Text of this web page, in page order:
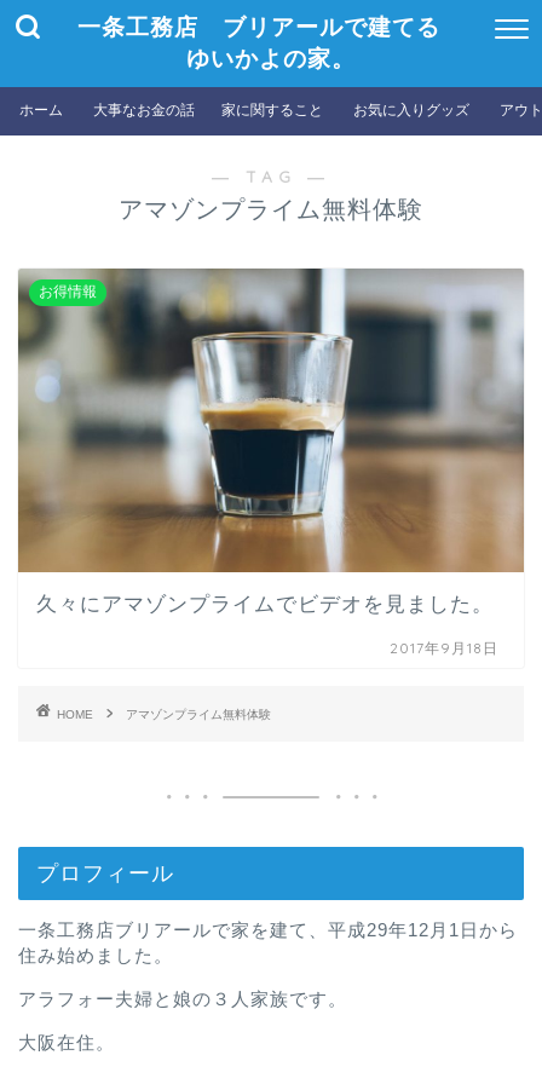
一条工務店 ブリアールで建てる
ゆいかよの家。
ホーム 大事なお金の話 家に関すること お気に入りグッズ アウ
― TAG ―
アマゾンプライム無料体験
お得情報
久々にアマゾンプライムでビデオを見ました。
2017年9月18日
HOME アマゾンプライム無料体験
プロフィール
一条工務店ブリアールで家を建て、平成29年12月1日から
住み始めました。
アラフォー夫婦と娘の３人家族です。
大阪在住。